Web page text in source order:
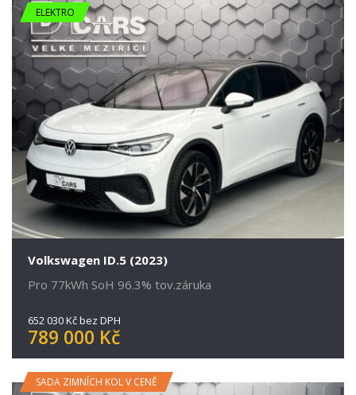
ELEKTRO
Volkswagen ID.5 (2023)
Pro 77kWh SoH 96.3% tov.záruka
652 030 Kč bez DPH
789 000 Kč
SADA ZIMNÍCH KOL V CENĚ